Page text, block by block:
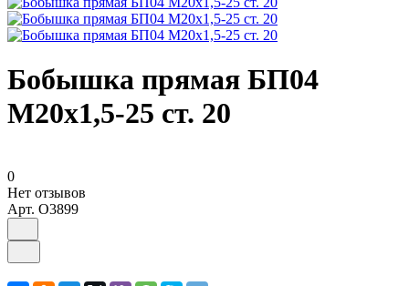
Бобышка прямая БП04
М20х1,5-25 ст. 20
0
Нет отзывов
Арт. O3899